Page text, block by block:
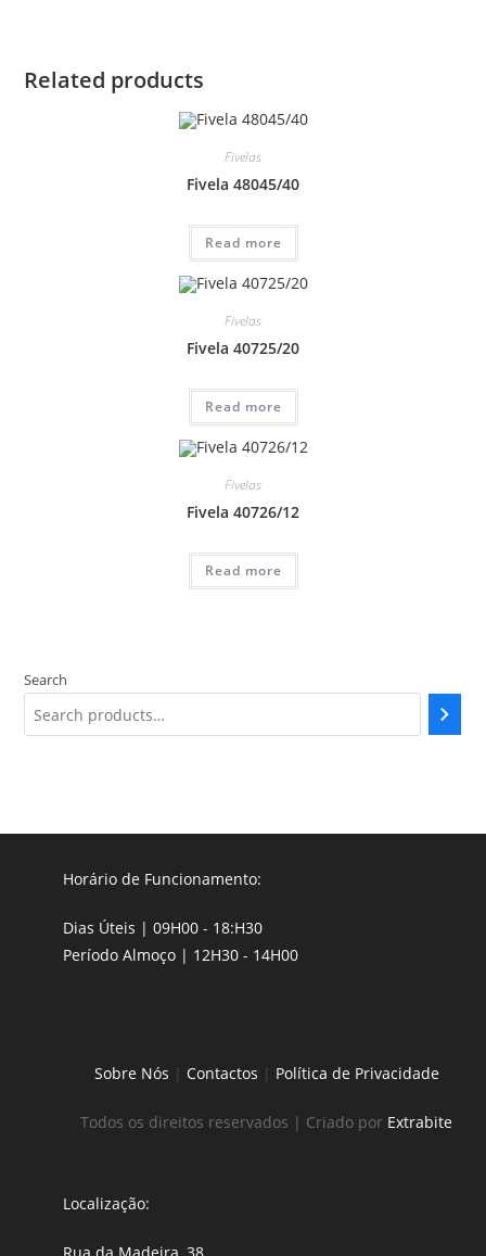
Related products
Fivelas
Fivela 48045/40
Read more
Fivelas
Fivela 40725/20
Read more
Fivelas
Fivela 40726/12
Read more
Search
Horário de Funcionamento:
Dias Úteis | 09H00 - 18:H30
Período Almoço | 12H30 - 14H00
Sobre Nós | Contactos | Política de Privacidade
Todos os direitos reservados | Criado por Extrabite
Localização: